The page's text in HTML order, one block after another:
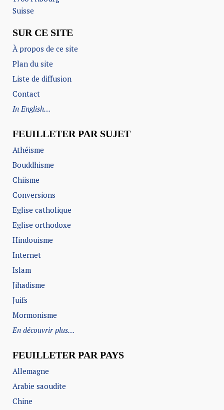
Suisse
SUR CE SITE
À propos de ce site
Plan du site
Liste de diffusion
Contact
In English…
FEUILLETER PAR SUJET
Athéisme
Bouddhisme
Chiisme
Conversions
Eglise catholique
Eglise orthodoxe
Hindouisme
Internet
Islam
Jihadisme
Juifs
Mormonisme
En découvrir plus…
FEUILLETER PAR PAYS
Allemagne
Arabie saoudite
Chine